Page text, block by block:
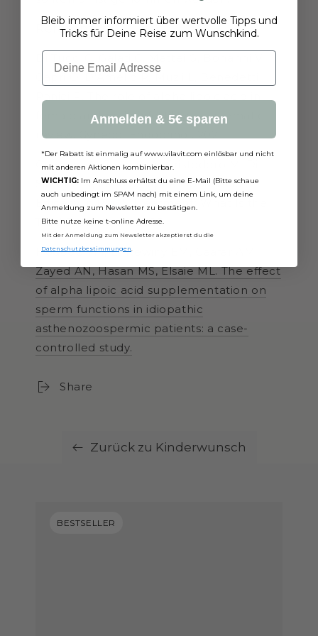
Referenzen
female and male infertility: a systematic
review. Gynecol Endocrinol. 2021
Guarano A, Capozzi A, Cristodoro M, Di
Simone N, Lello S. Alpha Lipoic Acid
Efficacy in PCOS Treatment: What Is the
Truth?Nutrients. 2023
Hodeeb YM, El-Rewiny EM, Gaafar AM,
Zayed AN, Hasan MS, Elsaie ML. The effect
of alpha lipoic acid supplementation on
sperm functions in idiopathic
asthenozoospermic patients: a case-
controlled study.
Share
Zurück zu Kinderwunsch
BESTSELLER
BESTSELLER
BESTSELLER
BESTSELLER
BESTSELLER
BESTSELLER
BESTSELLER
BESTSELLER
BESTSELLER
BESTSELLER
BESTSELLER
Bleib immer informiert über wertvolle Tipps und
Tricks für Deine Reise zum Wunschkind.
Email
Anmelden & 5€ sparen
*Der Rabatt ist einmalig auf www.vilavit.com einlösbar und nicht
mit anderen Aktionen kombinierbar.
WICHTIG: Im Anschluss erhältst du eine E-Mail (Bitte schaue
auch unbedingt im SPAM nach) mit einem Link, um deine
Anmeldung zum Newsletter zu bestätigen.
Bitte nutze keine t-online Adresse.
Mit der Anmeldung zum Newsletter akzeptierst du die
Datenschutzbestimmungen